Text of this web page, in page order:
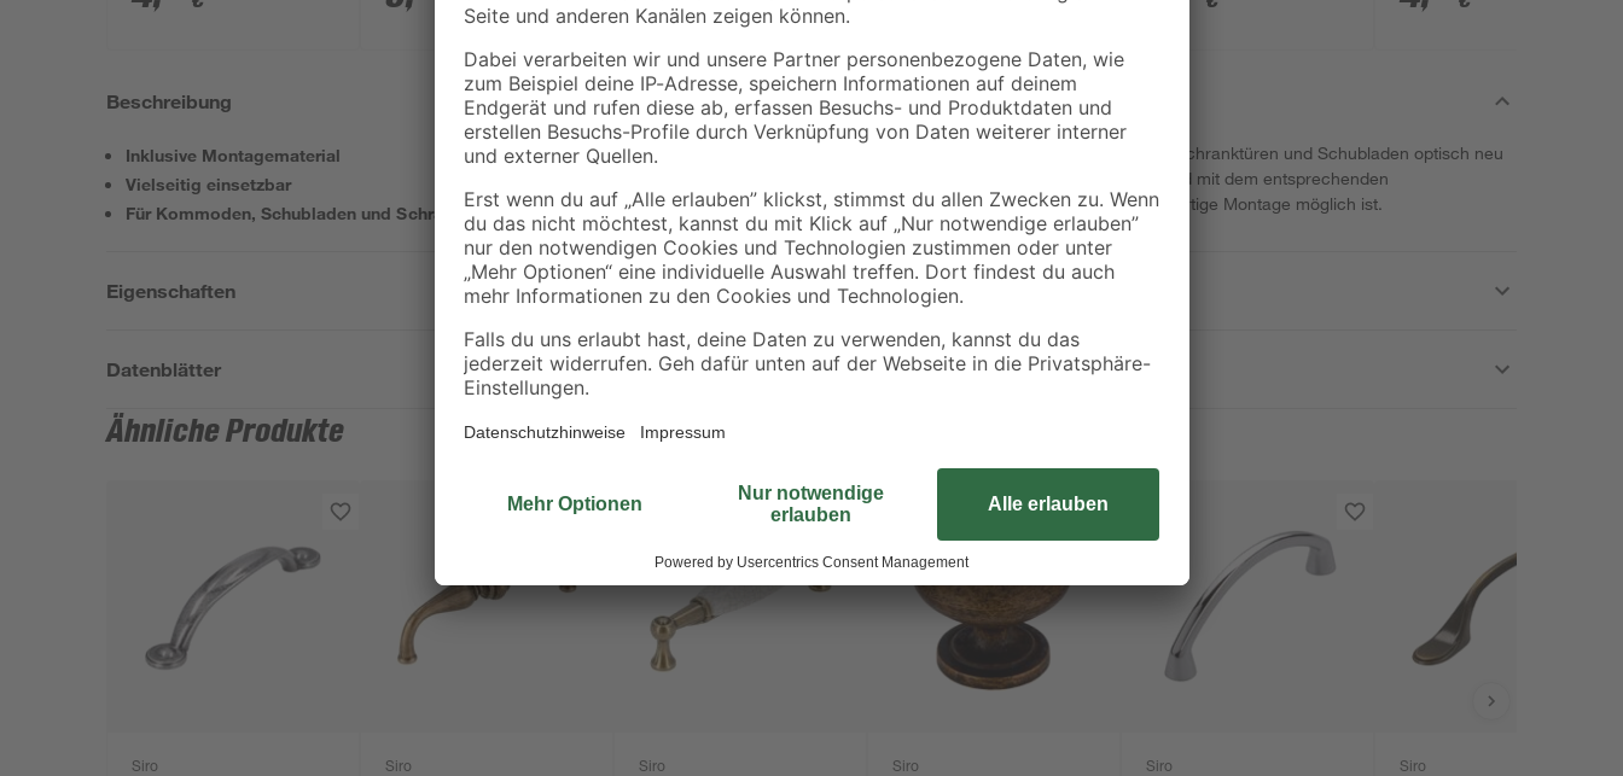
x 2,3 cm
Beschreibung
Inklusive Montagematerial
Vielseitig einsetzbar
Für Kommoden, Schubladen und Schranktüren
Mit diesem Möbelgriff lassen sich Kommoden, Schranktüren und Schubladen optisch neu
gestalten. Der Griff ist altmessingfarben und wird mit dem entsprechenden
Befestigungsmaterial geliefert, sodass eine sofortige Montage möglich ist.
Eigenschaften
Datenblätter
Ähnliche Produkte
Siro Siro Siro Siro Siro Siro